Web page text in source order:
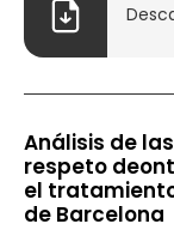
Análisis de
respeto
el
de Barcelona